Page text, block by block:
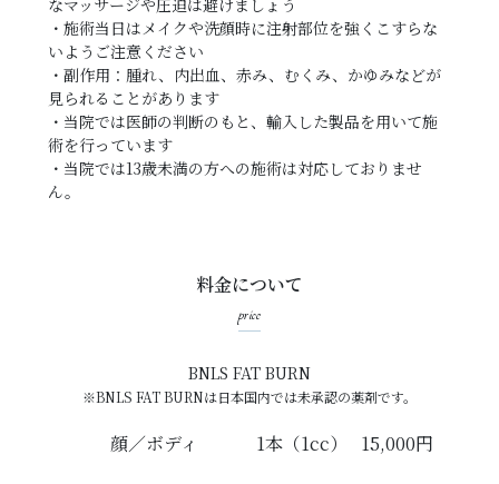
・施術当日はメイクや洗顔時に注射部位を強くこすらな
いようご注意ください
・副作用：腫れ、内出血、赤み、むくみ、かゆみなどが
見られることがあります
・当院では医師の判断のもと、輸入した製品を用いて施
術を行っています
・当院では13歳未満の方への施術は対応しておりませ
ん。
料金について
price
BNLS FAT BURN
※BNLS FAT BURNは日本国内では未承認の薬剤です。
顔／ボディ 1本（1cc） 15,000円